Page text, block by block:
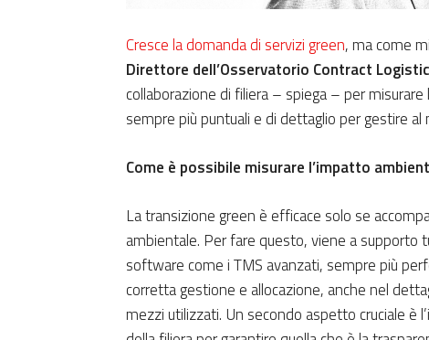
Cresce la domanda di servizi green, ma come
Direttore dell’Osservatorio Contract
collaborazione di filiera – spiega – per
sempre più puntuali e di dettaglio per gestire al
Come è possibile misurare l’impatto
La transizione green è efficace solo se
ambientale. Per fare questo, viene a supporto
software come i TMS avanzati, sempre più
corretta gestione e allocazione, anche nel
mezzi utilizzati. Un secondo aspetto cruciale è